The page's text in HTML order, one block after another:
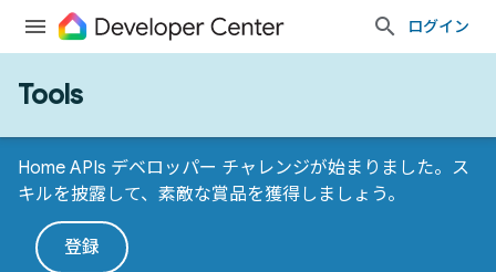
ログイン
Tools
Home APIs デベロッパー チャレンジが始まりました。ス
キルを披露して、素敵な賞品を獲得しましょう。
登録